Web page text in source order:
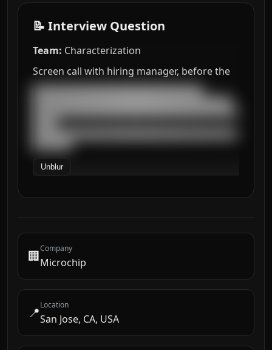
📝 Interview Question
Team: Characterization
Screen call with hiring manager, before the
███████████████████████████████████
█████████████████████████████████████████
██████████████████████████████████████████
████████
Unblur
🏢Company
Microchip
📍Location
San Jose, CA, USA